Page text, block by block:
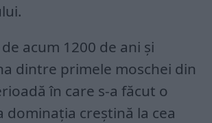
acum 1200 de ani și
dintre primele moschei din
în care s-a făcut o
dominația creștină la cea